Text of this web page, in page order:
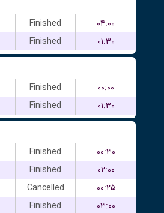
Finished
۰۴:۰۰
Finished
۰۱:۳۰
Finished
۰۰:۰۰
Finished
۰۱:۳۰
Finished
۰۰:۳۰
Finished
۰۲:۰۰
Cancelled
۰۰:۲۵
Finished
۰۳:۰۰